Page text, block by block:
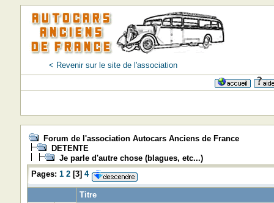
< Revenir sur le site de l'association
Forum de l'association Autocars Anciens de France
DETENTE
Je parle d'autre chose (blagues, etc...)
Pages: 1 2[3] 4
Titre